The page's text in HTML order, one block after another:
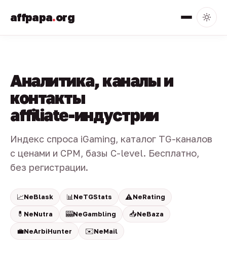
affpapa.org
Аналитика, каналы и
контакты
affiliate-индустрии
Индекс спроса iGaming, каталог TG-каналов
с ценами и CPM, базы C-level. Бесплатно,
без регистрации.
📈NeBlask 📊 NeTGStats ⚠️NeRating
💊 NeNutra 🎰NeGambling 📥NeBaza
💼NeArbiHunter ✉️NeMail